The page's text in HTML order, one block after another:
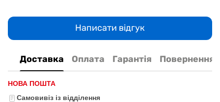
Написати відгук
Доставка Оплата Гарантія Повернення
НОВА ПОШТА
Самовивіз із відділення